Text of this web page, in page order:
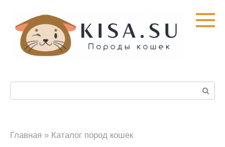
контенту
Главная » Каталог пород кошек